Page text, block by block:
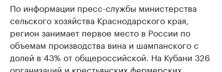
По информации пресс-службы министерства
сельского хозяйства Краснодарского края,
регион занимает первое место в России по
объемам производства вина и шампанского с
долей в 43% от общероссийской. На Кубани 326
организаций и крестьянских фермерских